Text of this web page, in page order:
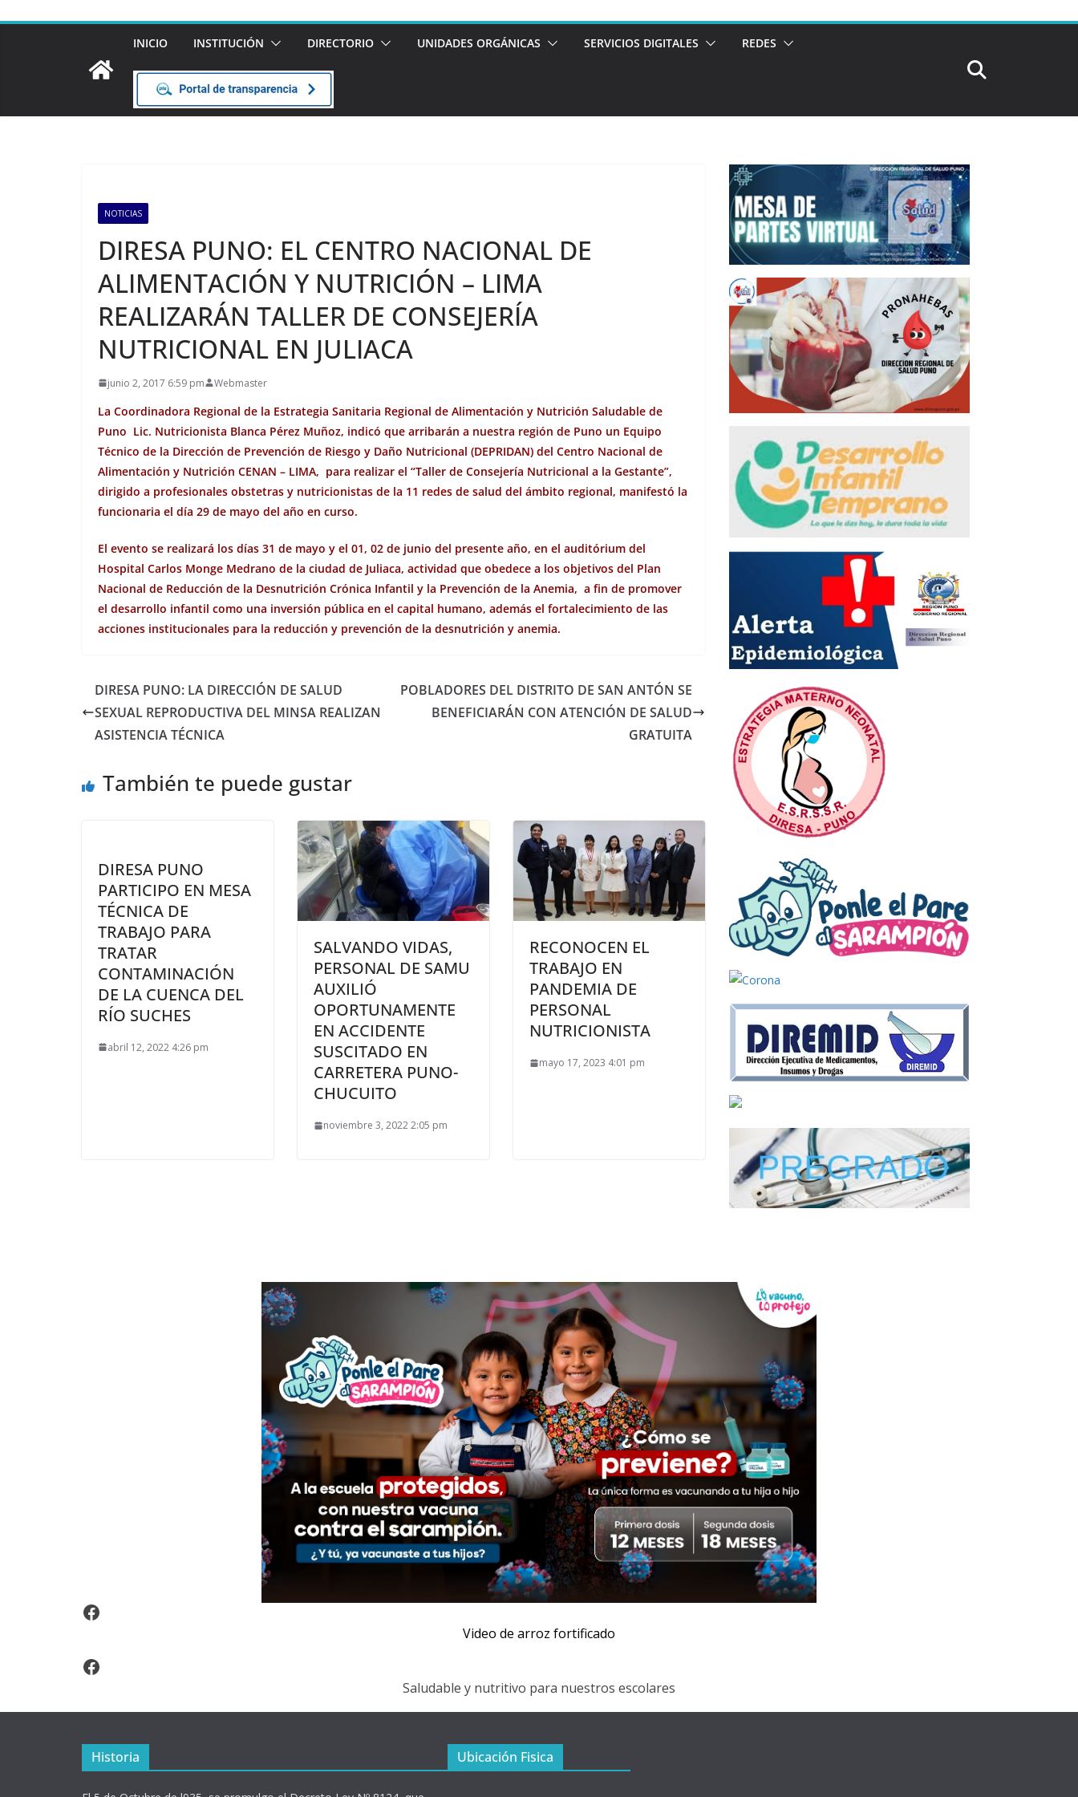
INICIO INSTITUCIÓN DIRECTORIO UNIDADES ORGÁNICAS SERVICIOS DIGITALES REDES
NOTICIAS
DIRESA PUNO: EL CENTRO NACIONAL DE
ALIMENTACIÓN Y NUTRICIÓN – LIMA
REALIZARÁN TALLER DE CONSEJERÍA
NUTRICIONAL EN JULIACA
junio 2, 2017 6:59 pm Webmaster
La Coordinadora Regional de la Estrategia Sanitaria Regional de Alimentación y Nutrición Saludable de
Puno Lic. Nutricionista Blanca Pérez Muñoz, indicó que arribarán a nuestra región de Puno un Equipo
Técnico de la Dirección de Prevención de Riesgo y Daño Nutricional (DEPRIDAN) del Centro Nacional de
Alimentación y Nutrición CENAN – LIMA, para realizar el “Taller de Consejería Nutricional a la Gestante”,
dirigido a profesionales obstetras y nutricionistas de la 11 redes de salud del ámbito regional, manifestó la
funcionaria el día 29 de mayo del año en curso.
El evento se realizará los días 31 de mayo y el 01, 02 de junio del presente año, en el auditórium del
Hospital Carlos Monge Medrano de la ciudad de Juliaca, actividad que obedece a los objetivos del Plan
Nacional de Reducción de la Desnutrición Crónica Infantil y la Prevención de la Anemia, a fin de promover
el desarrollo infantil como una inversión pública en el capital humano, además el fortalecimiento de las
acciones institucionales para la reducción y prevención de la desnutrición y anemia.
DIRESA PUNO: LA DIRECCIÓN DE SALUD
SEXUAL REPRODUCTIVA DEL MINSA REALIZAN
ASISTENCIA TÉCNICA
POBLADORES DEL DISTRITO DE SAN ANTÓN SE
BENEFICIARÁN CON ATENCIÓN DE SALUD
GRATUITA
También te puede gustar
DIRESA PUNO
PARTICIPO EN MESA
TÉCNICA DE
TRABAJO PARA
TRATAR
CONTAMINACIÓN
DE LA CUENCA DEL
RÍO SUCHES
abril 12, 2022 4:26 pm
SALVANDO VIDAS,
PERSONAL DE SAMU
AUXILIÓ
OPORTUNAMENTE
EN ACCIDENTE
SUSCITADO EN
CARRETERA PUNO-
CHUCUITO
noviembre 3, 2022 2:05 pm
RECONOCEN EL
TRABAJO EN
PANDEMIA DE
PERSONAL
NUTRICIONISTA
mayo 17, 2023 4:01 pm
Video Arroz Fortificado
Video de arroz fortificado
Facebook
Saludable y nutritivo para nuestros escolares
Historia Ubicación Fisica